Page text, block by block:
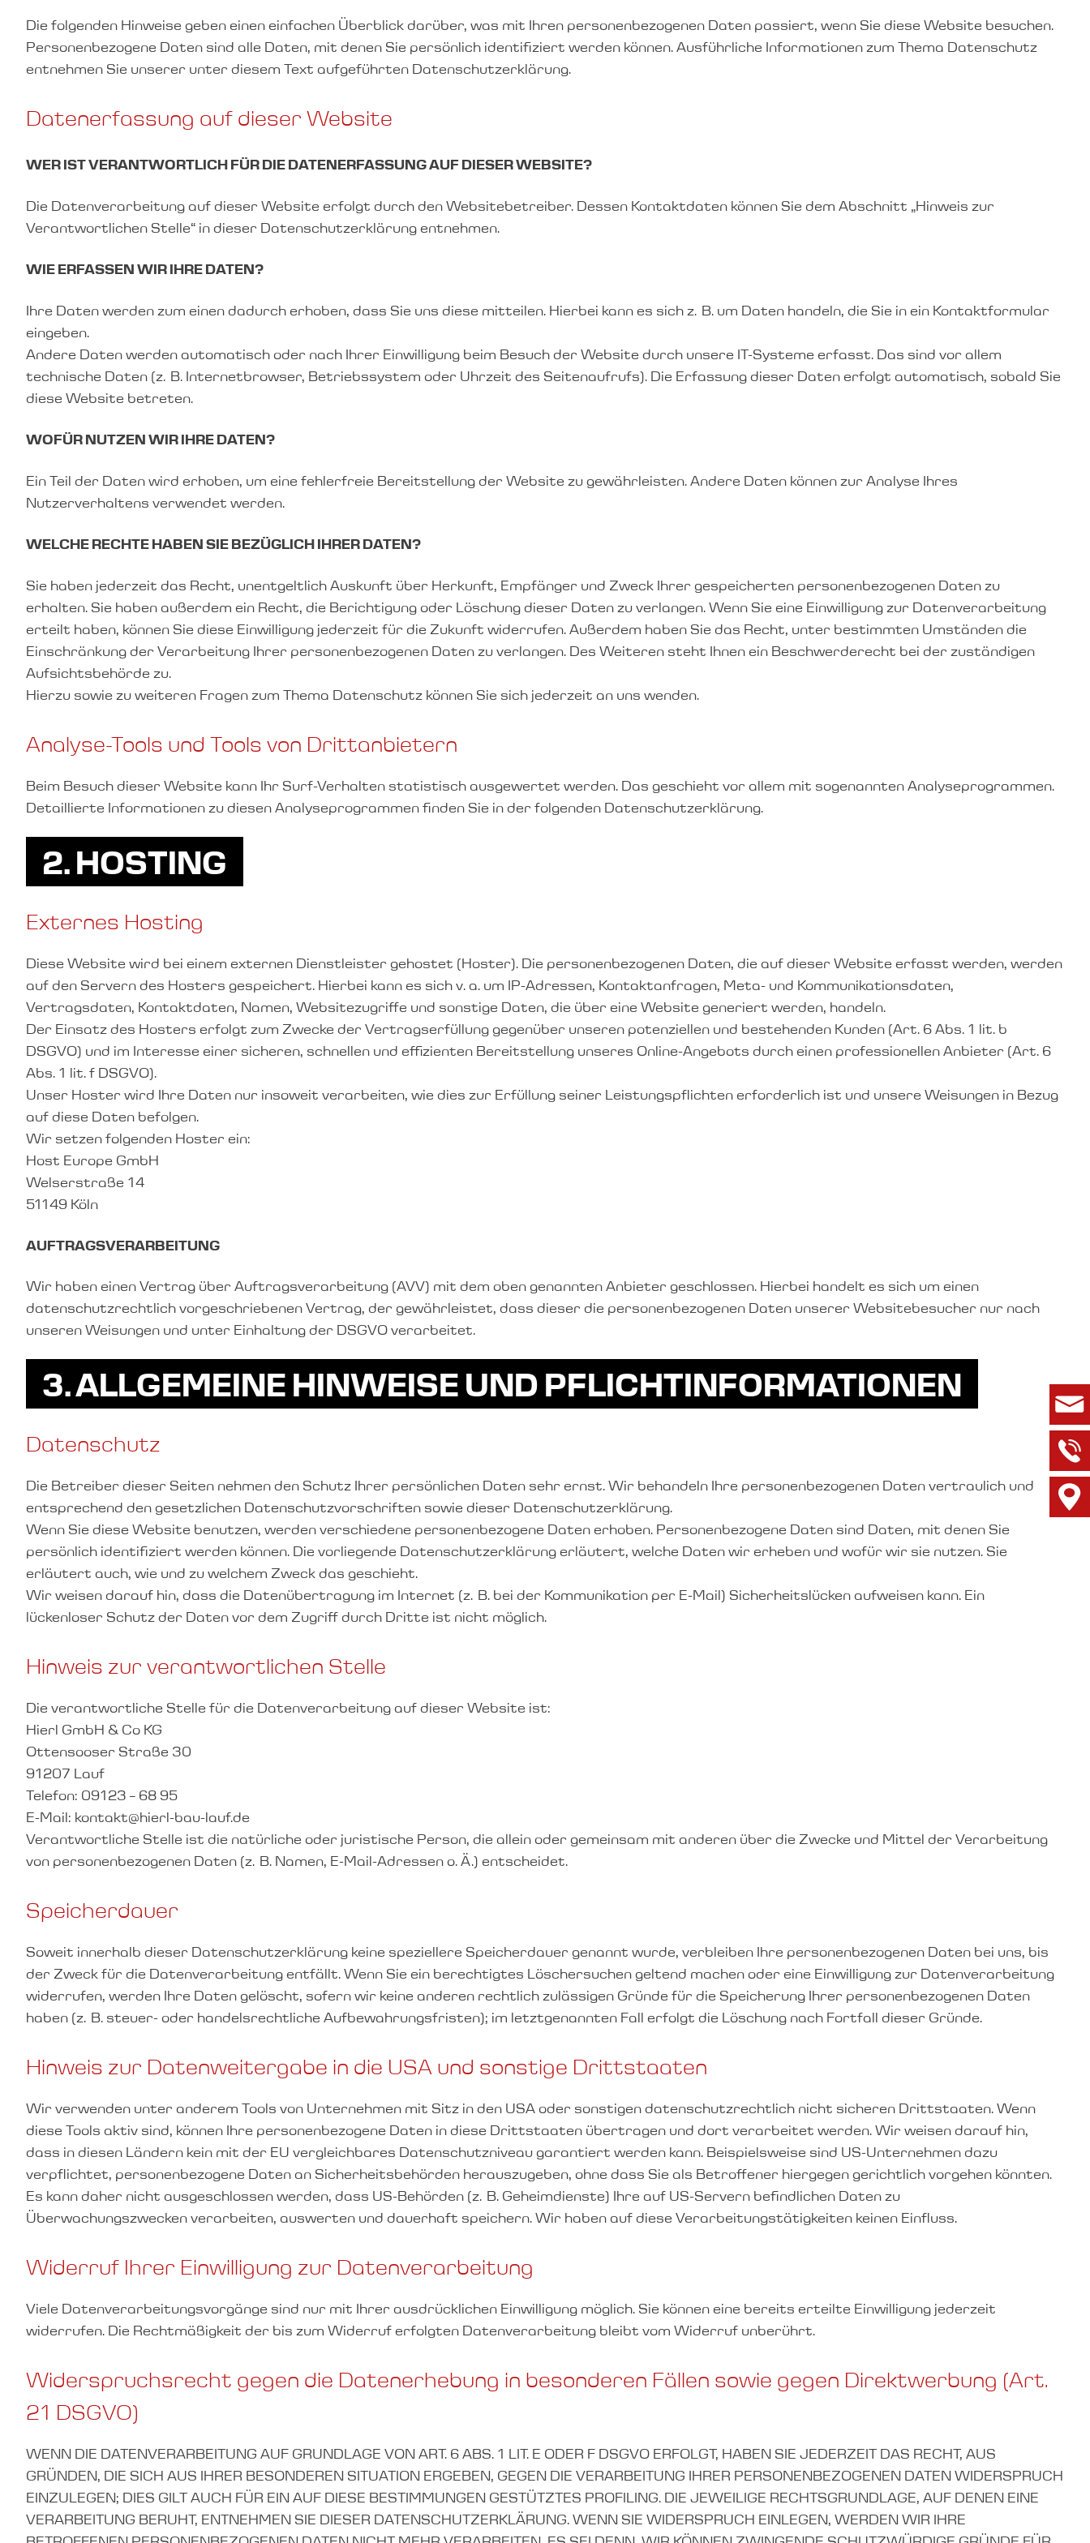
Die folgenden Hinweise geben einen einfachen Überblick darüber, was mit Ihren personenbezogenen Daten passiert, wenn Sie diese Website besuchen.
Personenbezogene Daten sind alle Daten, mit denen Sie persönlich identifiziert werden können. Ausführliche Informationen zum Thema Datenschutz
entnehmen Sie unserer unter diesem Text aufgeführten Datenschutzerklärung.
Datenerfassung auf dieser Website
WER IST VERANTWORTLICH FÜR DIE DATENERFASSUNG AUF DIESER WEBSITE?
Die Datenverarbeitung auf dieser Website erfolgt durch den Websitebetreiber. Dessen Kontaktdaten können Sie dem Abschnitt „Hinweis zur
Verantwortlichen Stelle“ in dieser Datenschutzerklärung entnehmen.
WIE ERFASSEN WIR IHRE DATEN?
Ihre Daten werden zum einen dadurch erhoben, dass Sie uns diese mitteilen. Hierbei kann es sich z. B. um Daten handeln, die Sie in ein Kontaktformular
eingeben.
Andere Daten werden automatisch oder nach Ihrer Einwilligung beim Besuch der Website durch unsere IT-Systeme erfasst. Das sind vor allem
technische Daten (z. B. Internetbrowser, Betriebssystem oder Uhrzeit des Seitenaufrufs). Die Erfassung dieser Daten erfolgt automatisch, sobald Sie
diese Website betreten.
WOFÜR NUTZEN WIR IHRE DATEN?
Ein Teil der Daten wird erhoben, um eine fehlerfreie Bereitstellung der Website zu gewährleisten. Andere Daten können zur Analyse Ihres
Nutzerverhaltens verwendet werden.
WELCHE RECHTE HABEN SIE BEZÜGLICH IHRER DATEN?
Sie haben jederzeit das Recht, unentgeltlich Auskunft über Herkunft, Empfänger und Zweck Ihrer gespeicherten personenbezogenen Daten zu
erhalten. Sie haben außerdem ein Recht, die Berichtigung oder Löschung dieser Daten zu verlangen. Wenn Sie eine Einwilligung zur Datenverarbeitung
erteilt haben, können Sie diese Einwilligung jederzeit für die Zukunft widerrufen. Außerdem haben Sie das Recht, unter bestimmten Umständen die
Einschränkung der Verarbeitung Ihrer personenbezogenen Daten zu verlangen. Des Weiteren steht Ihnen ein Beschwerderecht bei der zuständigen
Aufsichtsbehörde zu.
Hierzu sowie zu weiteren Fragen zum Thema Datenschutz können Sie sich jederzeit an uns wenden.
Analyse-Tools und Tools von Dritt­anbietern
Beim Besuch dieser Website kann Ihr Surf-Verhalten statistisch ausgewertet werden. Das geschieht vor allem mit sogenannten Analyseprogrammen.
Detaillierte Informationen zu diesen Analyseprogrammen finden Sie in der folgenden Datenschutzerklärung.
2. HOSTING
Externes Hosting
Diese Website wird bei einem externen Dienstleister gehostet (Hoster). Die personenbezogenen Daten, die auf dieser Website erfasst werden, werden
auf den Servern des Hosters gespeichert. Hierbei kann es sich v. a. um IP-Adressen, Kontaktanfragen, Meta- und Kommunikationsdaten,
Vertragsdaten, Kontaktdaten, Namen, Websitezugriffe und sonstige Daten, die über eine Website generiert werden, handeln.
Der Einsatz des Hosters erfolgt zum Zwecke der Vertragserfüllung gegenüber unseren potenziellen und bestehenden Kunden (Art. 6 Abs. 1 lit. b
DSGVO) und im Interesse einer sicheren, schnellen und effizienten Bereitstellung unseres Online-Angebots durch einen professionellen Anbieter (Art. 6
Abs. 1 lit. f DSGVO).
Unser Hoster wird Ihre Daten nur insoweit verarbeiten, wie dies zur Erfüllung seiner Leistungspflichten erforderlich ist und unsere Weisungen in Bezug
auf diese Daten befolgen.
Wir setzen folgenden Hoster ein:
Host Europe GmbH
Welserstraße 14
51149 Köln
AUFTRAGSVERARBEITUNG
Wir haben einen Vertrag über Auftragsverarbeitung (AVV) mit dem oben genannten Anbieter geschlossen. Hierbei handelt es sich um einen
datenschutzrechtlich vorgeschriebenen Vertrag, der gewährleistet, dass dieser die personenbezogenen Daten unserer Websitebesucher nur nach
unseren Weisungen und unter Einhaltung der DSGVO verarbeitet.
3. ALLGEMEINE HINWEISE UND PFLICHT­INFORMATIONEN
Datenschutz
Die Betreiber dieser Seiten nehmen den Schutz Ihrer persönlichen Daten sehr ernst. Wir behandeln Ihre personenbezogenen Daten vertraulich und
entsprechend den gesetzlichen Datenschutzvorschriften sowie dieser Datenschutzerklärung.
Wenn Sie diese Website benutzen, werden verschiedene personenbezogene Daten erhoben. Personenbezogene Daten sind Daten, mit denen Sie
persönlich identifiziert werden können. Die vorliegende Datenschutzerklärung erläutert, welche Daten wir erheben und wofür wir sie nutzen. Sie
erläutert auch, wie und zu welchem Zweck das geschieht.
Wir weisen darauf hin, dass die Datenübertragung im Internet (z. B. bei der Kommunikation per E-Mail) Sicherheitslücken aufweisen kann. Ein
lückenloser Schutz der Daten vor dem Zugriff durch Dritte ist nicht möglich.
Hinweis zur verantwortlichen Stelle
Die verantwortliche Stelle für die Datenverarbeitung auf dieser Website ist:
Hierl GmbH & Co KG
Ottensooser Straße 30
91207 Lauf
Telefon: 09123 – 68 95
E-Mail: kontakt@hierl-bau-lauf.de
Verantwortliche Stelle ist die natürliche oder juristische Person, die allein oder gemeinsam mit anderen über die Zwecke und Mittel der Verarbeitung
von personenbezogenen Daten (z. B. Namen, E-Mail-Adressen o. Ä.) entscheidet.
Speicherdauer
Soweit innerhalb dieser Datenschutzerklärung keine speziellere Speicherdauer genannt wurde, verbleiben Ihre personenbezogenen Daten bei uns, bis
der Zweck für die Datenverarbeitung entfällt. Wenn Sie ein berechtigtes Löschersuchen geltend machen oder eine Einwilligung zur Datenverarbeitung
widerrufen, werden Ihre Daten gelöscht, sofern wir keine anderen rechtlich zulässigen Gründe für die Speicherung Ihrer personenbezogenen Daten
haben (z. B. steuer- oder handelsrechtliche Aufbewahrungsfristen); im letztgenannten Fall erfolgt die Löschung nach Fortfall dieser Gründe.
Hinweis zur Datenweitergabe in die USA und sonstige Drittstaaten
Wir verwenden unter anderem Tools von Unternehmen mit Sitz in den USA oder sonstigen datenschutzrechtlich nicht sicheren Drittstaaten. Wenn
diese Tools aktiv sind, können Ihre personenbezogene Daten in diese Drittstaaten übertragen und dort verarbeitet werden. Wir weisen darauf hin,
dass in diesen Ländern kein mit der EU vergleichbares Datenschutzniveau garantiert werden kann. Beispielsweise sind US-Unternehmen dazu
verpflichtet, personenbezogene Daten an Sicherheitsbehörden herauszugeben, ohne dass Sie als Betroffener hiergegen gerichtlich vorgehen könnten.
Es kann daher nicht ausgeschlossen werden, dass US-Behörden (z. B. Geheimdienste) Ihre auf US-Servern befindlichen Daten zu
Überwachungszwecken verarbeiten, auswerten und dauerhaft speichern. Wir haben auf diese Verarbeitungstätigkeiten keinen Einfluss.
Widerruf Ihrer Einwilligung zur Datenverarbeitung
Viele Datenverarbeitungsvorgänge sind nur mit Ihrer ausdrücklichen Einwilligung möglich. Sie können eine bereits erteilte Einwilligung jederzeit
widerrufen. Die Rechtmäßigkeit der bis zum Widerruf erfolgten Datenverarbeitung bleibt vom Widerruf unberührt.
Widerspruchsrecht gegen die Datenerhebung in besonderen Fällen sowie gegen Direktwerbung (Art.
21 DSGVO)
WENN DIE DATENVERARBEITUNG AUF GRUNDLAGE VON ART. 6 ABS. 1 LIT. E ODER F DSGVO ERFOLGT, HABEN SIE JEDERZEIT DAS RECHT, AUS
GRÜNDEN, DIE SICH AUS IHRER BESONDEREN SITUATION ERGEBEN, GEGEN DIE VERARBEITUNG IHRER PERSONENBEZOGENEN DATEN WIDERSPRUCH
EINZULEGEN; DIES GILT AUCH FÜR EIN AUF DIESE BESTIMMUNGEN GESTÜTZTES PROFILING. DIE JEWEILIGE RECHTSGRUNDLAGE, AUF DENEN EINE
VERARBEITUNG BERUHT, ENTNEHMEN SIE DIESER DATENSCHUTZERKLÄRUNG. WENN SIE WIDERSPRUCH EINLEGEN, WERDEN WIR IHRE